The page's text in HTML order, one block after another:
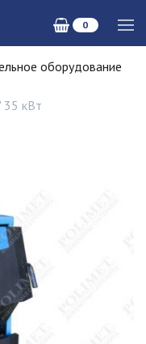
0
оборудование
35 кВт